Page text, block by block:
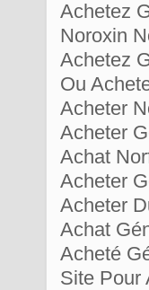
Achetez
Noroxin
Achetez
Ou
Acheter
Acheter
Achat
Acheter
Acheter
Achat
Acheté
Site Pour